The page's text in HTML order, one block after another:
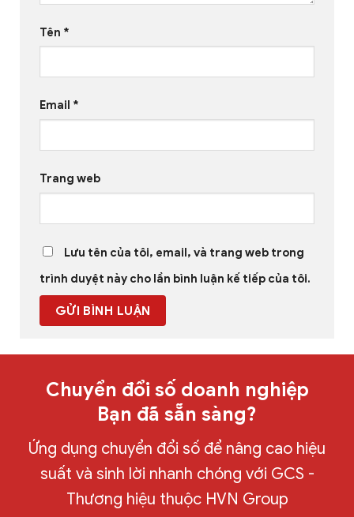
Tên *
Email *
Trang web
Lưu tên của tôi, email, và trang web trong
trình duyệt này cho lần bình luận kế tiếp của tôi.
Chuyển đổi số doanh nghiệp
Bạn đã sẵn sàng?
Ứng dụng chuyển đổi số để nâng cao hiệu
suất và sinh lời nhanh chóng với GCS -
Thương hiệu thuộc HVN Group